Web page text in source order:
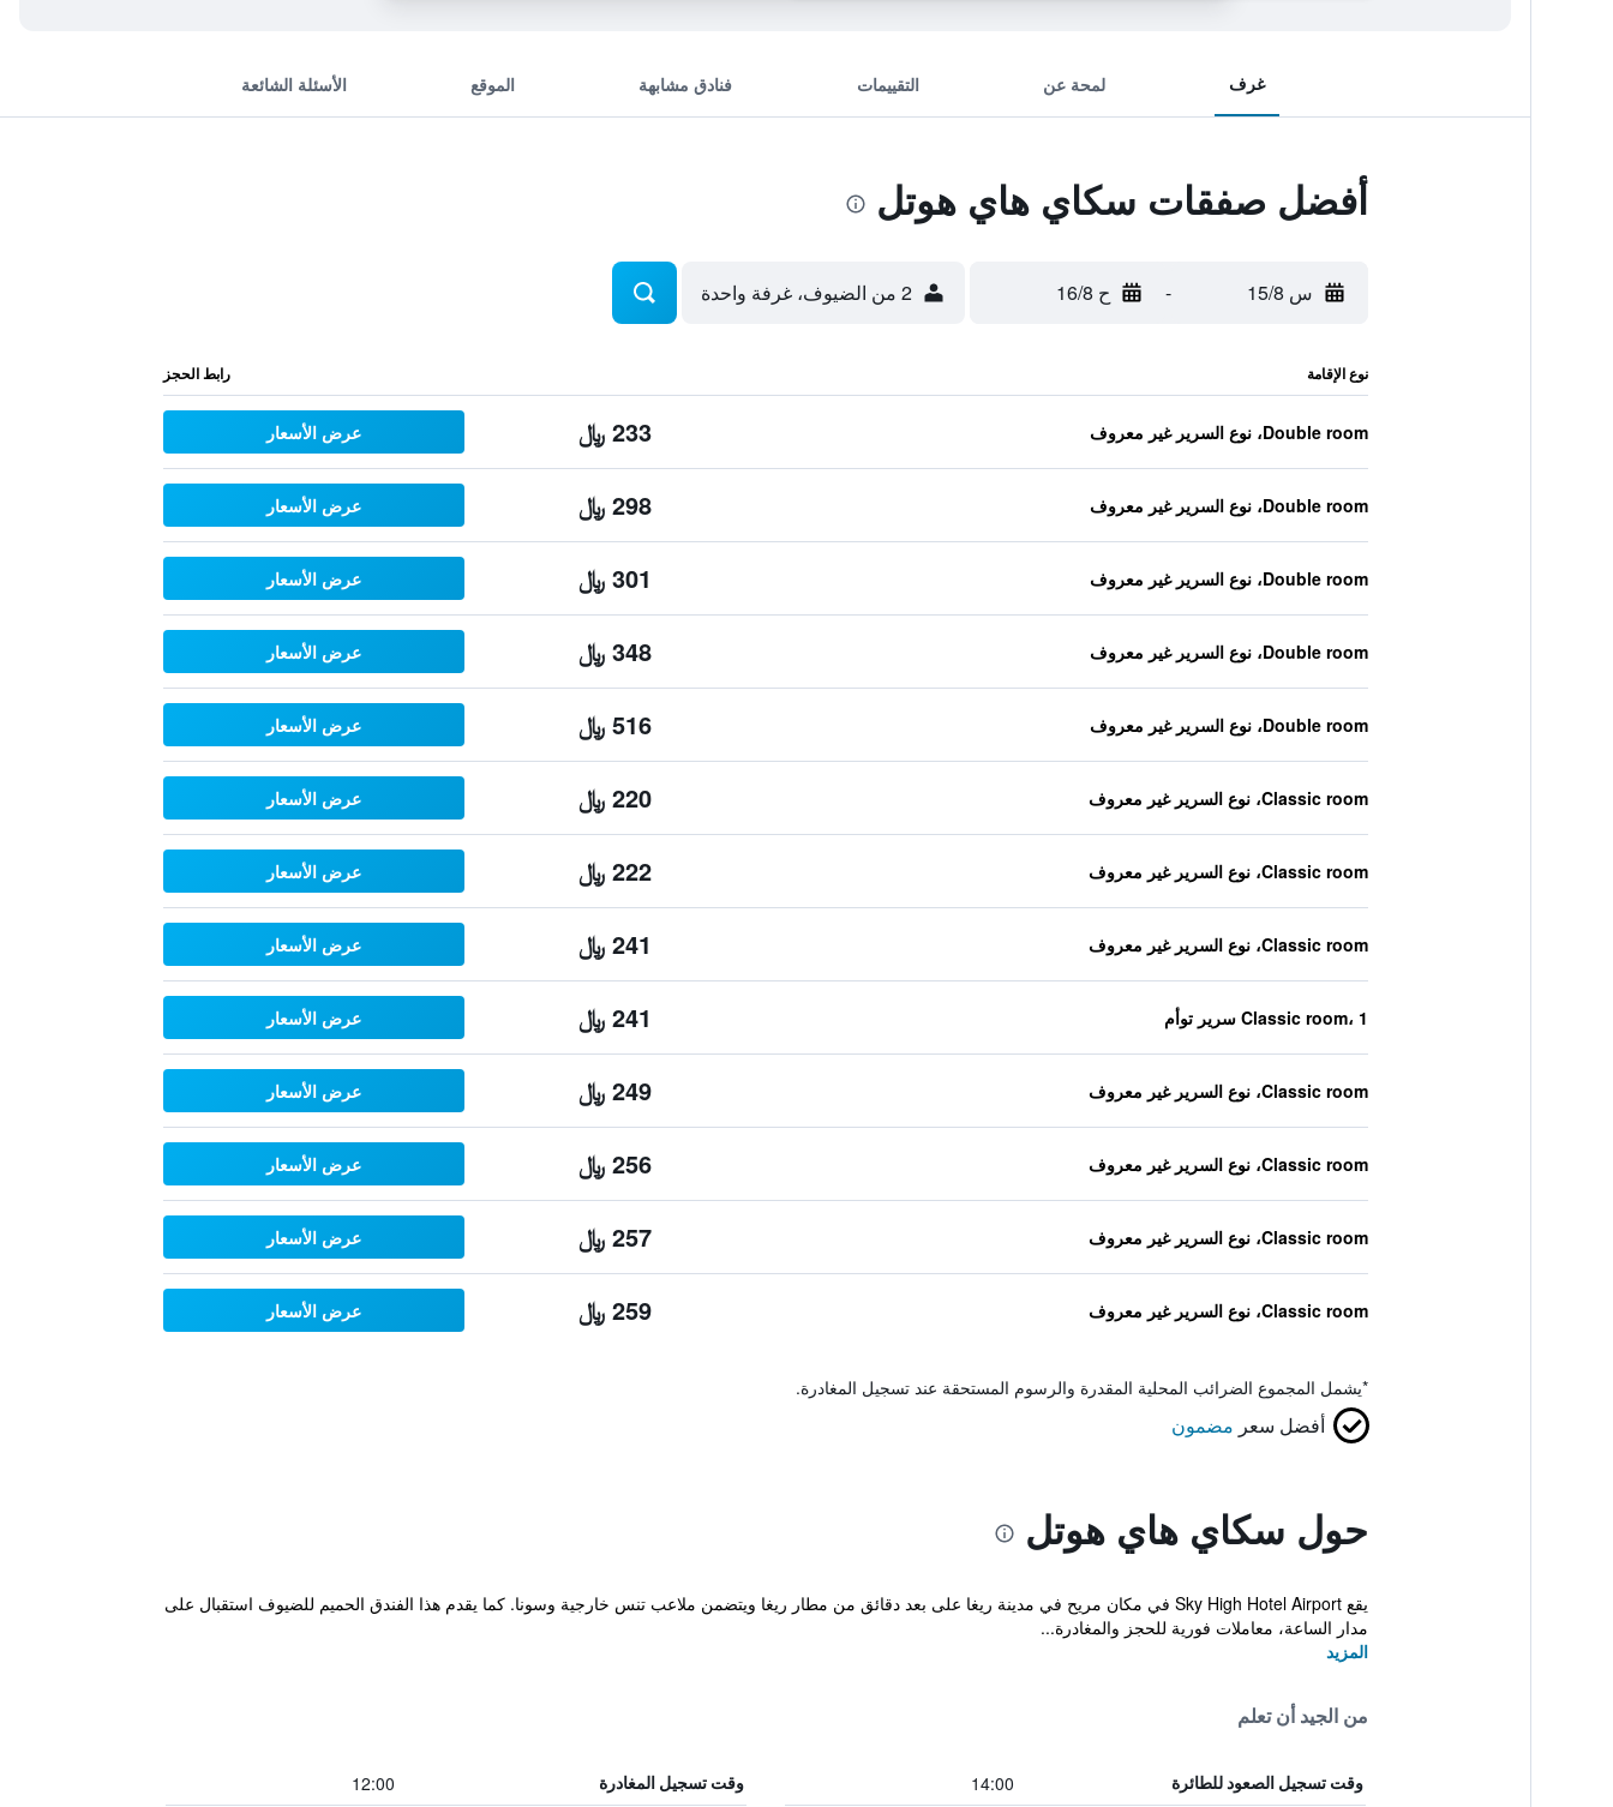
غرف لمحة عن التقييمات فنادق مشابهة الموقع الأسئلة الشائعة
أفضل صفقات سكاي هاي هوتل
س 15/8 - ح 16/8 2 من الضيوف، غرفة واحدة
نوع الإقامة رابط الحجز
Double room، نوع السرير غير معروف 233 ﷼ عرض الأسعار
Double room، نوع السرير غير معروف 298 ﷼ عرض الأسعار
Double room، نوع السرير غير معروف 301 ﷼ عرض الأسعار
Double room، نوع السرير غير معروف 348 ﷼ عرض الأسعار
Double room، نوع السرير غير معروف 516 ﷼ عرض الأسعار
Classic room، نوع السرير غير معروف 220 ﷼ عرض الأسعار
Classic room، نوع السرير غير معروف 222 ﷼ عرض الأسعار
Classic room، نوع السرير غير معروف 241 ﷼ عرض الأسعار
Classic room، 1 سرير توأم 241 ﷼ عرض الأسعار
Classic room، نوع السرير غير معروف 249 ﷼ عرض الأسعار
Classic room، نوع السرير غير معروف 256 ﷼ عرض الأسعار
Classic room، نوع السرير غير معروف 257 ﷼ عرض الأسعار
Classic room، نوع السرير غير معروف 259 ﷼ عرض الأسعار
*يشمل المجموع الضرائب المحلية المقدرة والرسوم المستحقة عند تسجيل المغادرة.
أفضل سعر مضمون
حول سكاي هاي هوتل
يقع Sky High Hotel Airport في مكان مريح في مدينة ريغا على بعد دقائق من مطار ريغا ويتضمن ملاعب تنس خارجية وسونا. كما يقدم هذا الفندق الحميم للضيوف استقبال على
مدار الساعة، معاملات فورية للحجز والمغادرة...
المزيد
من الجيد أن تعلم
وقت تسجيل الصعود للطائرة 14:00 وقت تسجيل المغادرة 12:00